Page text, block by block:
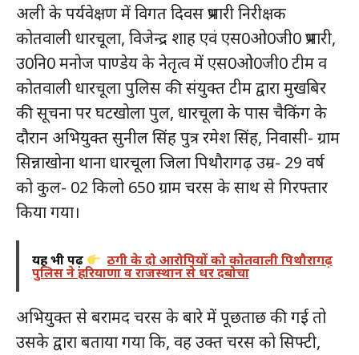
अली के पर्यवेक्षण में विगत दिवस प्रभारी निरीक्षक
कोतवाली धारचूला, विजेन्द्र शाह एवं एस0ओ0जी0 प्रभारी,
उ0नि0 मनोज पाण्डेय के नेतृत्व में एस0ओ0जी0 टीम व
कोतवाली धारचूला पुलिस की संयुक्त टीम द्वारा मुखबिर
की सूचना पर घटखोला पुल, धारचूला के पास चैकिंग के
दौरान अभियुक्त सुनील सिंह पुत्र रमेश सिंह, निवासी- ग्राम
सिन्नाखोना थाना धारचूला जिला पिथौरागढ़ उम्र- 29 वर्ष
को कुल- 02 किलो 650 ग्राम चरस के साथ से गिरफ्तार
किया गया।
यह भी पढ़ें ठगी के दो आरोपियों को कोतवाली पिथौरागढ़
पुलिस ने हरियाणा व राजस्थान से धर दबोचा
अभियुक्त से बरामद चरस के बारे में पूछताछ की गई तो
उसके द्वारा बताया गया कि, वह उक्त चरस को सिफ्टी,